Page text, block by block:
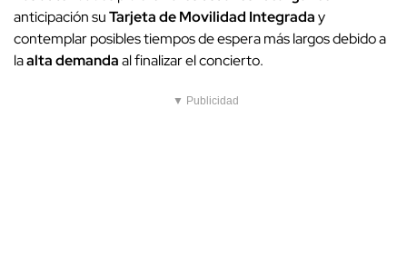
anticipación suTarjeta de Movilidad Integraday
contemplar posibles tiempos de espera más largos debido a
laalta demandaal finalizar el concierto.
▼ Publicidad